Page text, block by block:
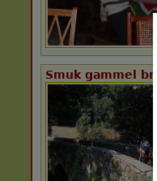
Smuk gammel bro